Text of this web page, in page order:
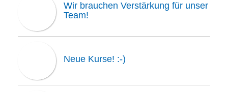
Wir brauchen Verstärkung für unser
Team!
Neue Kurse! :-)